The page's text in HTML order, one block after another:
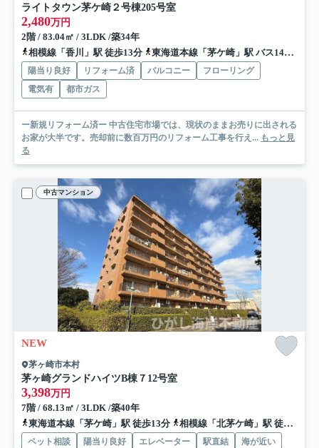
ライトタウン茅ケ崎２号棟205号室
2,480万円
2階 / 83.04㎡ / 3LDK /築34年
相模線「香川」駅 徒歩13分
東海道本線「茅ケ崎」駅 バス14分 神奈川中央交通「鶴が台名店街入口」 停歩5分
陽当り良好 リフォーム済 バルコニー
フローリング
電気有
都市ガス
ー新規リフォーム済ー 中古住宅市場では、現状のままお売りに出される
お家が大半です。売却前に数百万円のリフォーム工事を行え... もっと見
る
中古マンション
NEW
茅ヶ崎市本村
茅ヶ崎グランドハイツB棟 ７12号室
3,398万円
7階 / 68.13㎡ / 3LDK /築40年
東海道本線「茅ケ崎」駅 徒歩13分
相模線「北茅ケ崎」駅 徒歩9分
ペット相談 陽当り良好 エレベーター 駅直結
海が近い